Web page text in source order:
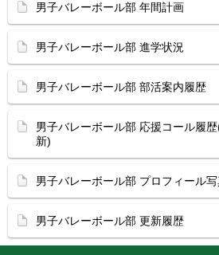
男子バレーボール部 年間計画
男子バレーボール部 進学状況
男子バレーボール部 部活案内履歴
男子バレーボール部 応援コール履
新)
男子バレーボール部 プロフィール
男子バレーボール部 更新履歴